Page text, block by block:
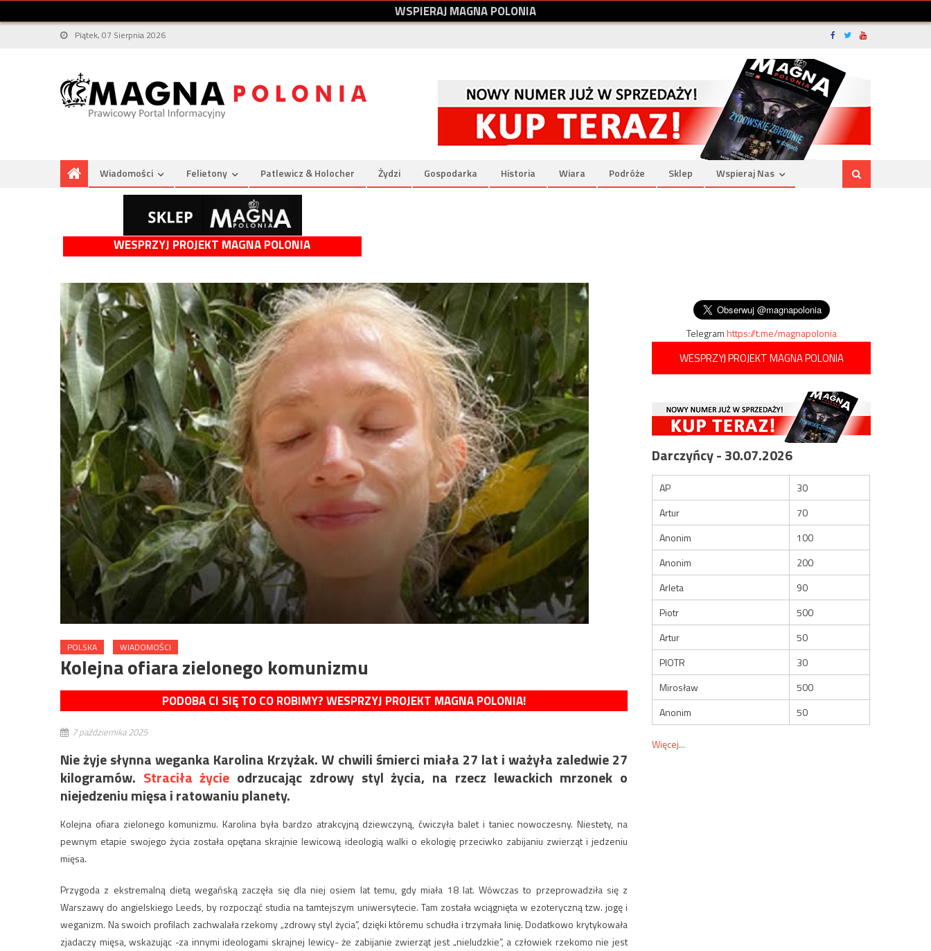
WSPIERAJMAGNAPOLONIA
Piątek, 07 Sierpnia 2026
Wiadomości Felietony Patlewicz & Holocher Żydzi Gospodarka Historia Wiara Podróże Sklep Wspieraj Nas
WESPRZYJ PROJEKT MAGNA POLONIA
POLSKA WIADOMOŚCI
Kolejna ofiara zielonego komunizmu
PODOBA CI SIĘ TO CO ROBIMY? WESPRZYJ PROJEKT MAGNA POLONIA!
7 października 2025
Nie żyje słynna weganka Karolina Krzyżak. W chwili śmierci miała 27 lat i ważyła zaledwie 27
kilogramów. Straciła życie odrzucając zdrowy styl życia, na rzecz lewackich mrzonek o
niejedzeniu mięsa i ratowaniu planety.
Kolejna ofiara zielonego komunizmu. Karolina była bardzo atrakcyjną dziewczyną, ćwiczyła balet i taniec nowoczesny. Niestety, na
pewnym etapie swojego życia została opętana skrajnie lewicową ideologią walki o ekologię przeciwko zabijaniu zwierząt i jedzeniu
mięsa.
Przygoda z ekstremalną dietą wegańską zaczęła się dla niej osiem lat temu, gdy miała 18 lat. Wówczas to przeprowadziła się z
Warszawy do angielskiego Leeds, by rozpocząć studia na tamtejszym uniwersytecie. Tam została wciągnięta w ezoteryczną tzw. jogę i
weganizm. Na swoich profilach zachwalała rzekomy „zdrowy styl życia”, dzięki któremu schudła i trzymała linię. Dodatkowo krytykowała
zjadaczy mięsa, wskazując -za innymi ideologami skrajnej lewicy- że zabijanie zwierząt jest „nieludzkie”, a człowiek rzekomo nie jest
Telegramhttps://t.me/magnapolonia
WESPRZYJ PROJEKT MAGNA POLONIA
Darczyńcy - 30.07.2026
AP
30
Artur
70
Anonim
100
Anonim
200
Arleta
90
Piotr
500
Artur
50
PIOTR
30
Mirosław
500
Anonim
50
Więcej...